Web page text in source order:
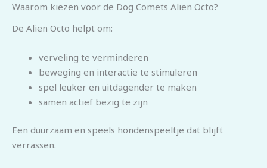
Waarom kiezen voor de Dog Comets Alien Octo?
De Alien Octo helpt om:
verveling te verminderen
beweging en interactie te stimuleren
spel leuker en uitdagender te maken
samen actief bezig te zijn
Een duurzaam en speels hondenspeeltje dat blijft
verrassen.